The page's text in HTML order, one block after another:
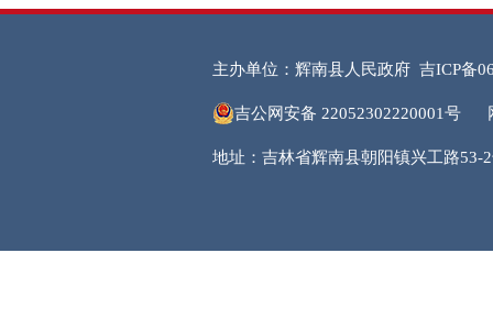
主办单位：辉南县人民政府 吉ICP备
吉公网安备 22052302220001号
地址：吉林省辉南县朝阳镇兴工路53-